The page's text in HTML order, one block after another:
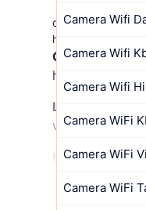
Camera Wifi
Camera Wifi
Camera Wifi
Camera WiFi
Camera WiFi
Camera WiFi
dahua vừa tham
hàng, app dmss
Camera wifi
hàng yêu cầu
Lắp camera
với dịch vụ đổi
Hiên tại An